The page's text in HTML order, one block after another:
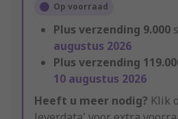
Op voorraad
Plus verzending 9.000
augustus 2026
Plus verzending
10 augustus 2026
Heeft u meer nodig? Klik